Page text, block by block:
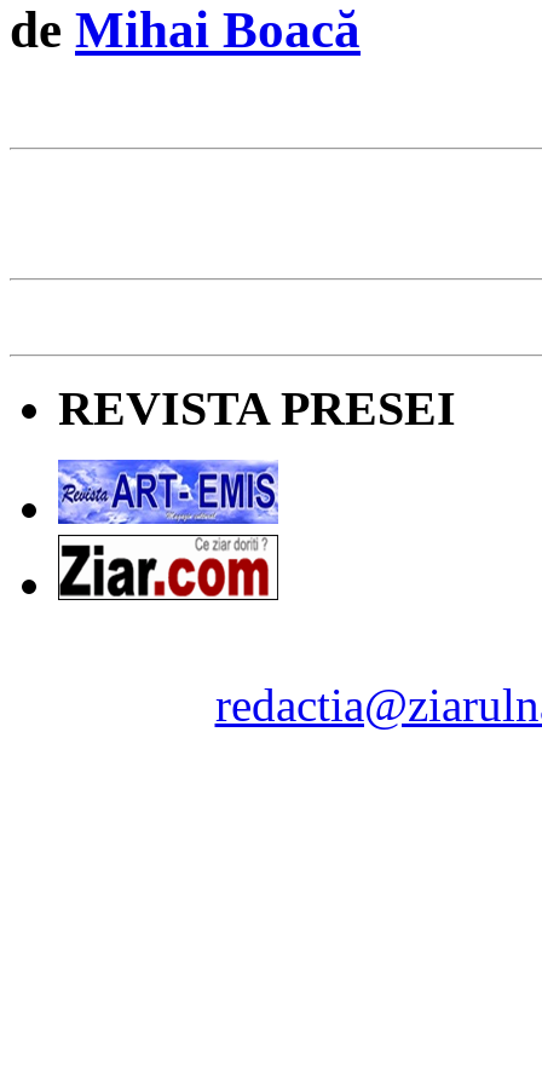
de Mihai Boacă
REVISTA PRESEI